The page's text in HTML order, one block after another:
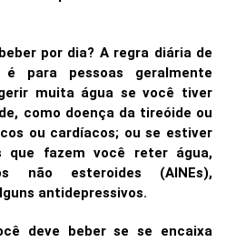
por dia? A regra diária de
para pessoas geralmente
muita água se você tiver
como doença da tireóide ou
ou cardíacos; ou se estiver
que fazem você reter água,
não esteroides (AINEs),
antidepressivos.
deve beber se se encaixa